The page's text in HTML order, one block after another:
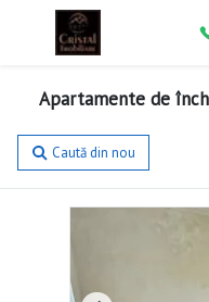
Apartamente de
Caută din nou